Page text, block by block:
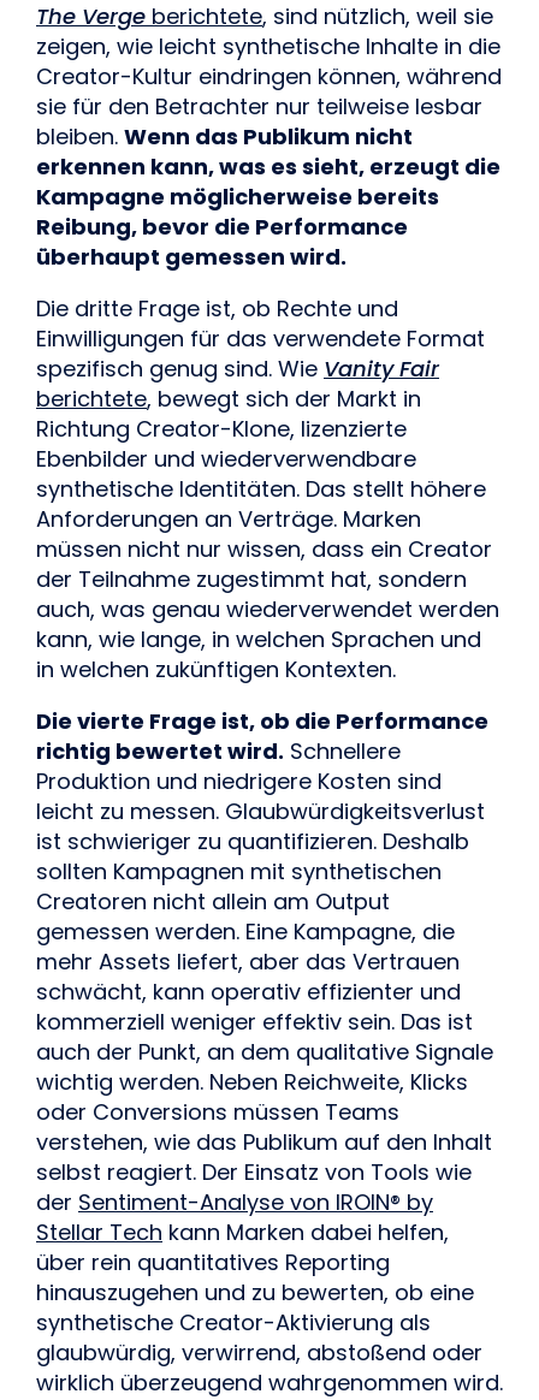
The Verge berichtete, sind nützlich, weil sie
zeigen, wie leicht synthetische Inhalte in die
Creator-Kultur eindringen können, während
sie für den Betrachter nur teilweise lesbar
bleiben. Wenn das Publikum nicht
erkennen kann, was es sieht, erzeugt die
Kampagne möglicherweise bereits
Reibung, bevor die Performance
überhaupt gemessen wird.
Die dritte Frage ist, ob Rechte und
Einwilligungen für das verwendete Format
spezifisch genug sind. Wie Vanity Fair
berichtete, bewegt sich der Markt in
Richtung Creator-Klone, lizenzierte
Ebenbilder und wiederverwendbare
synthetische Identitäten. Das stellt höhere
Anforderungen an Verträge. Marken
müssen nicht nur wissen, dass ein Creator
der Teilnahme zugestimmt hat, sondern
auch, was genau wiederverwendet werden
kann, wie lange, in welchen Sprachen und
in welchen zukünftigen Kontexten.
Die vierte Frage ist, ob die Performance
richtig bewertet wird. Schnellere
Produktion und niedrigere Kosten sind
leicht zu messen. Glaubwürdigkeitsverlust
ist schwieriger zu quantifizieren. Deshalb
sollten Kampagnen mit synthetischen
Creatoren nicht allein am Output
gemessen werden. Eine Kampagne, die
mehr Assets liefert, aber das Vertrauen
schwächt, kann operativ effizienter und
kommerziell weniger effektiv sein. Das ist
auch der Punkt, an dem qualitative Signale
wichtig werden. Neben Reichweite, Klicks
oder Conversions müssen Teams
verstehen, wie das Publikum auf den Inhalt
selbst reagiert. Der Einsatz von Tools wie
der Sentiment-Analyse von IROIN® by
Stellar Tech kann Marken dabei helfen,
über rein quantitatives Reporting
hinauszugehen und zu bewerten, ob eine
synthetische Creator-Aktivierung als
glaubwürdig, verwirrend, abstoßend oder
wirklich überzeugend wahrgenommen wird.